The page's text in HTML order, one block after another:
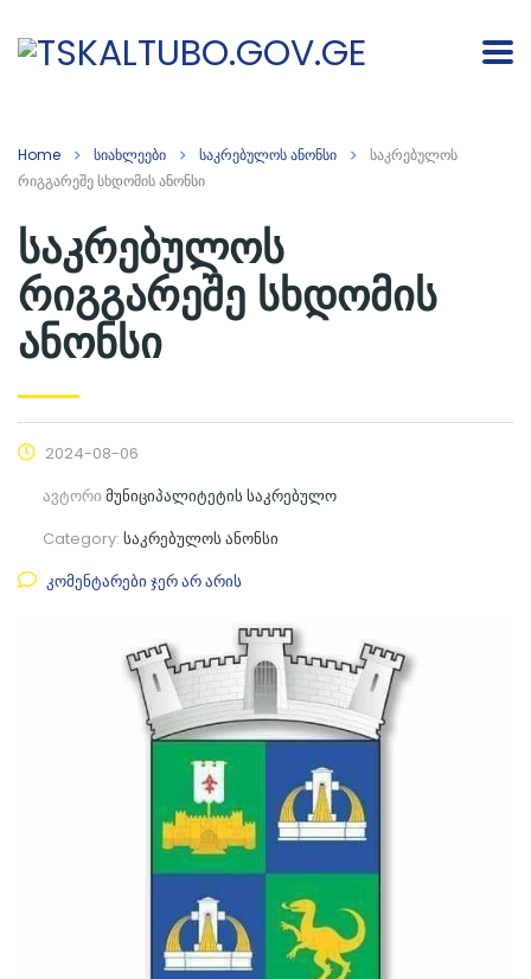
Home სიახლეები საკრებულოს ანონსი
საკრებულოს
რიგგარეშე სხდომის ანონსი
საკრებულოს
რიგგარეშე სხდომის
ანონსი
2024-08-06
ავტორი მუნიციპალიტეტის საკრებულო
Category: საკრებულოს ანონსი
კომენტარები ჯერ არ არის